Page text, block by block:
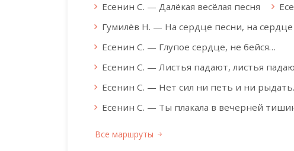
Есенин С. — Далёкая весёлая песня
Гумилёв Н. — На сердце песни, на
Есенин С. — Глупое сердце, не бейся…
Есенин С. — Листья падают, листья
Есенин С. — Нет сил ни петь и ни
Есенин С. — Ты плакала в вечерней
Все маршруты